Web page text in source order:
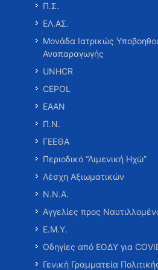
Π.Σ.
ΕΛ.ΑΣ.
Μονάδα Ιατρικώς
Αναπαραγωγής
UNHCR
CEPOL
ΕΑΑΝ
Π.Ν.
ΓΕΕΘΑ
Περιοδικό “Λιμενική Ηχώ”
Λέσχη Αξιωματικών
Ν.Ν.Α.
Αγγελίες προς
Ε.Μ.Υ.
Οδηγίες από ΕΟΔΥ για
Γενική Γραμματεία